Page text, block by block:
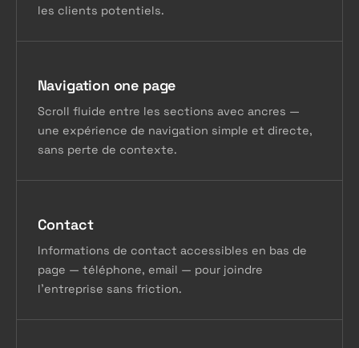
les clients potentiels.
Navigation one page
Scroll fluide entre les sections avec ancres —
une expérience de navigation simple et directe,
sans perte de contexte.
Contact
Informations de contact accessibles en bas de
page — téléphone, email — pour joindre
l'entreprise sans friction.